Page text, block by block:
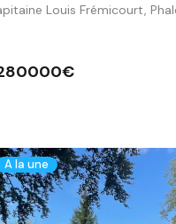
Louis Frémicourt,
A la une